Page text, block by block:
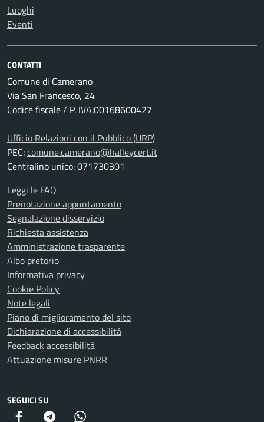
Luoghi
Eventi
CONTATTI
Comune di Camerano
Via San Francesco, 24
Codice fiscale / P. IVA:00168600427
Ufficio Relazioni con il Pubblico (URP)
PEC:comune.camerano@halleycert.it
Centralino unico: 071730301
Leggi le FAQ
Prenotazione appuntamento
Segnalazione disservizio
Richiesta assistenza
Amministrazione trasparente
Albo pretorio
Informativa privacy
Cookie Policy
Note legali
Piano di miglioramento del sito
Dichiarazione di accessibilità
Feedback accessibilità
Attuazione misure PNRR
SEGUICI SU
Facebook Telegram